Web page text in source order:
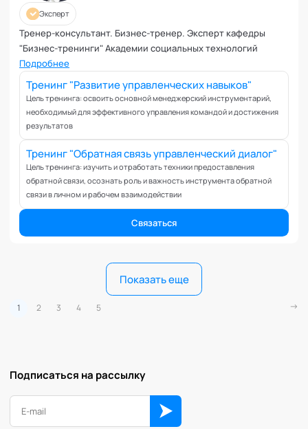
Эксперт
Тренер-консультант. Бизнес-тренер. Эксперт кафедры
"Бизнес-тренинги" Академии социальных технологий
Подробнее
Тренинг "Развитие управленческих навыков"
Цель тренинга: освоить основной менеджерский инструментарий,
необходимый для эффективного управления командой и достижения
результатов
Тренинг "Обратная связь управленческий диалог"
Цель тренинга: изучить и отработать техники предоставления
обратной связи, осознать роль и важность инструмента обратной
связи в личном и рабочем взаимодействии
Связаться
Показать еще
1 2 3 4 5
Подписаться на рассылку